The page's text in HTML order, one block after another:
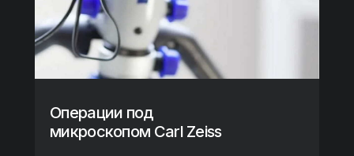
Операции под
микроскопом Carl Zeiss